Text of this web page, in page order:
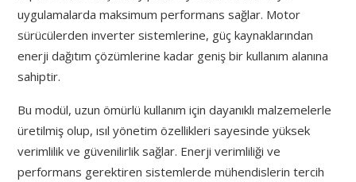
uygulamalarda maksimum performans sağlar. Motor
sürücülerden inverter sistemlerine, güç kaynaklarından
enerji dağıtım çözümlerine kadar geniş bir kullanım alanına
sahiptir.
Bu modül, uzun ömürlü kullanım için dayanıklı malzemelerle
üretilmiş olup, ısıl yönetim özellikleri sayesinde yüksek
verimlilik ve güvenilirlik sağlar. Enerji verimliliği ve
performans gerektiren sistemlerde mühendislerin tercih